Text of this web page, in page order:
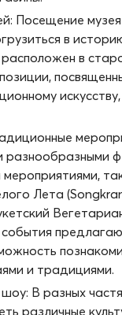
Посещение
в
в
разнообразными
Лета
и традициями.
В разных
различные